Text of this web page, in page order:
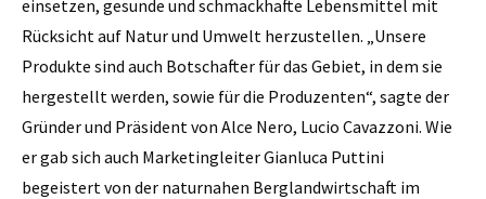
einsetzen, gesunde und schmackhafte Lebensmittel mit
Rücksicht auf Natur und Umwelt herzustellen. „Unsere
Produkte sind auch Botschafter für das Gebiet, in dem sie
hergestellt werden, sowie für die Produzenten“, sagte der
Gründer und Präsident von Alce Nero, Lucio Cavazzoni. Wie
er gab sich auch Marketingleiter Gianluca Puttini
begeistert von der naturnahen Berglandwirtschaft im